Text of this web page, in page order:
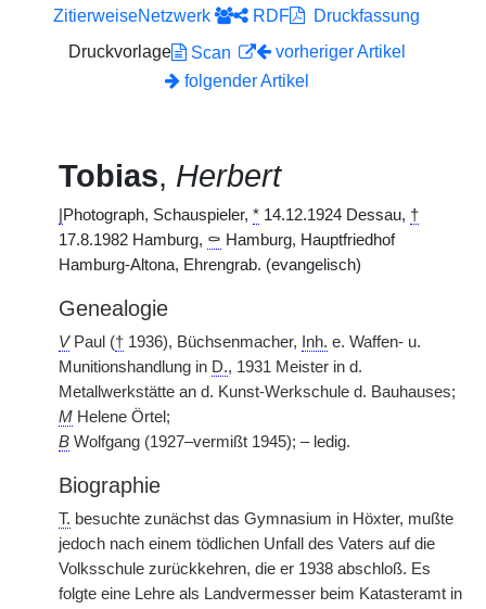
ZitierweiseNetzwerk RDF
Druckfassung
Druckvorlage
Scan
vorheriger Artikel
folgender Artikel
Tobias, Herbert
Photograph, Schauspieler, * 14.12.1924 Dessau, †
17.8.1982 Hamburg, ⚰ Hamburg, Hauptfriedhof
Hamburg-Altona, Ehrengrab. (evangelisch)
Genealogie
VPaul († 1936), Büchsenmacher, Inh. e. Waffen- u.
Munitionshandlung in D., 1931 Meister in d.
Metallwerkstätte an d. Kunst-Werkschule d. Bauhauses;
M Helene Örtel;
B Wolfgang (1927–vermißt 1945); – ledig.
Biographie
T. besuchte zunächst das Gymnasium in Höxter, mußte
jedoch nach einem tödlichen Unfall des Vaters auf die
Volksschule zurückkehren, die er 1938 abschloß. Es
folgte eine Lehre als Landvermesser beim Katasteramt in